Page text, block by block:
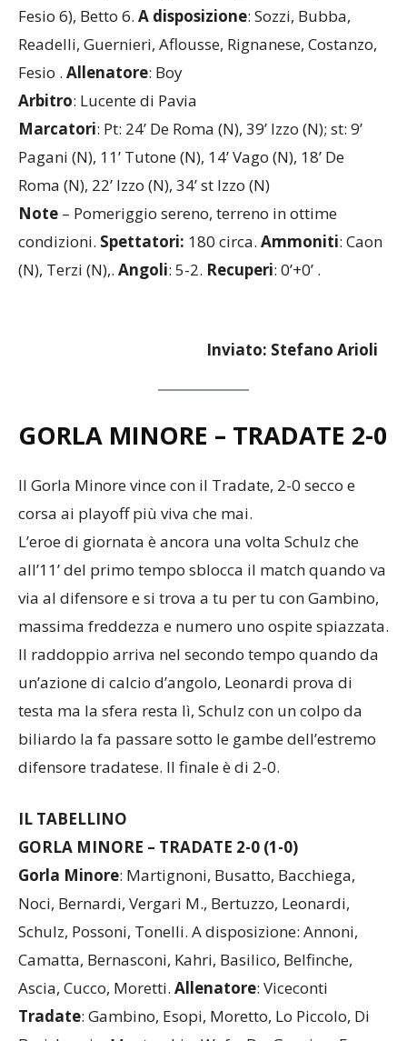
Fesio 6), Betto 6. A disposizione: Sozzi, Bubba,
Readelli, Guernieri, Aflousse, Rignanese, Costanzo,
Fesio . Allenatore: Boy
Arbitro: Lucente di Pavia
Marcatori: Pt: 24’ De Roma (N), 39’ Izzo (N); st: 9’
Pagani (N), 11’ Tutone (N), 14’ Vago (N), 18’ De
Roma (N), 22’ Izzo (N), 34’ st Izzo (N)
Note – Pomeriggio sereno, terreno in ottime
condizioni. Spettatori: 180 circa. Ammoniti: Caon
(N), Terzi (N),. Angoli: 5-2. Recuperi: 0’+0’ .
Inviato: Stefano Arioli
GORLA MINORE – TRADATE 2-0
Il Gorla Minore vince con il Tradate, 2-0 secco e
corsa ai playoff più viva che mai.
L’eroe di giornata è ancora una volta Schulz che
all’11’ del primo tempo sblocca il match quando va
via al difensore e si trova a tu per tu con Gambino,
massima freddezza e numero uno ospite spiazzata.
Il raddoppio arriva nel secondo tempo quando da
un’azione di calcio d’angolo, Leonardi prova di
testa ma la sfera resta lì, Schulz con un colpo da
biliardo la fa passare sotto le gambe dell’estremo
difensore tradatese. Il finale è di 2-0.
IL TABELLINO
GORLA MINORE – TRADATE 2-0 (1-0)
Gorla Minore: Martignoni, Busatto, Bacchiega,
Noci, Bernardi, Vergari M., Bertuzzo, Leonardi,
Schulz, Possoni, Tonelli. A disposizione: Annoni,
Camatta, Bernasconi, Kahri, Basilico, Belfinche,
Ascia, Cucco, Moretti. Allenatore: Viceconti
Tradate: Gambino, Esopi, Moretto, Lo Piccolo, Di